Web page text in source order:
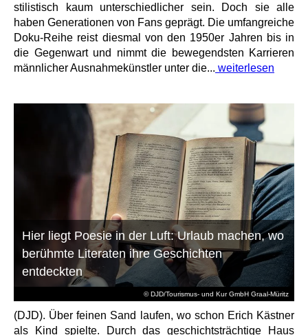
stilistisch kaum unterschiedlicher sein. Doch sie alle
haben Generationen von Fans geprägt. Die umfangreiche
Doku-Reihe reist diesmal von den 1950er Jahren bis in
die Gegenwart und nimmt die bewegendsten Karrieren
männlicher Ausnahmekünstler unter die... weiterlesen
© DJD/Tourismus- und Kur GmbH Graal-Müritz
Hier liegt Poesie in der Luft: Urlaub machen, wo
berühmte Literaten ihre Geschichten
entdeckten
(DJD). Über feinen Sand laufen, wo schon Erich Kästner
als Kind spielte. Durch das geschichtsträchtige Haus